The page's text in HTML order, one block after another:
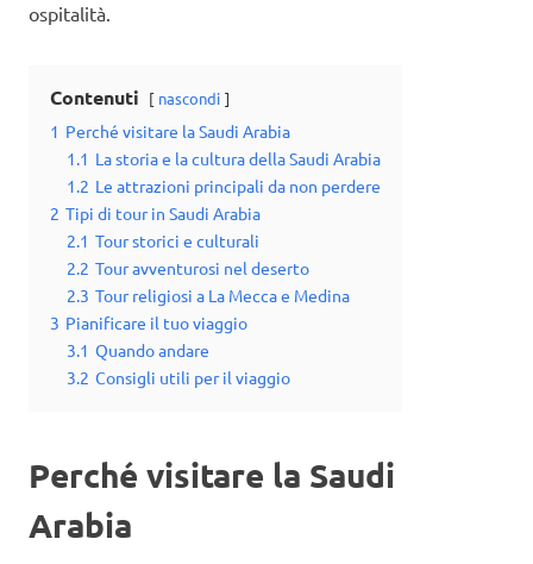
ospitalità.
Contenuti nascondi
1 Perché visitare la Saudi Arabia
1.1 La storia e la cultura della Saudi Arabia
1.2 Le attrazioni principali da non perdere
2 Tipi di tour in Saudi Arabia
2.1 Tour storici e culturali
2.2 Tour avventurosi nel deserto
2.3 Tour religiosi a La Mecca e Medina
3 Pianificare il tuo viaggio
3.1 Quando andare
3.2 Consigli utili per il viaggio
Perché visitare la Saudi
Arabia